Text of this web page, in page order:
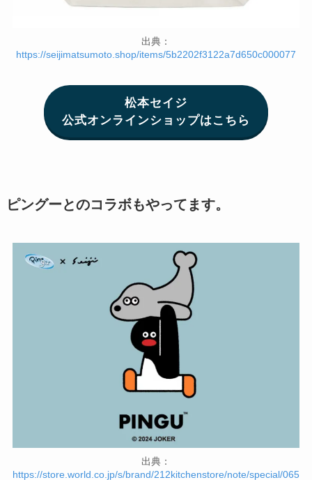
出典：
https://seijimatsumoto.shop/items/5b2202f3122a7d650c000077
松本セイジ
公式オンラインショップはこちら
ピングーとのコラボもやってます。
出典：
https://store.world.co.jp/s/brand/212kitchenstore/note/special/065